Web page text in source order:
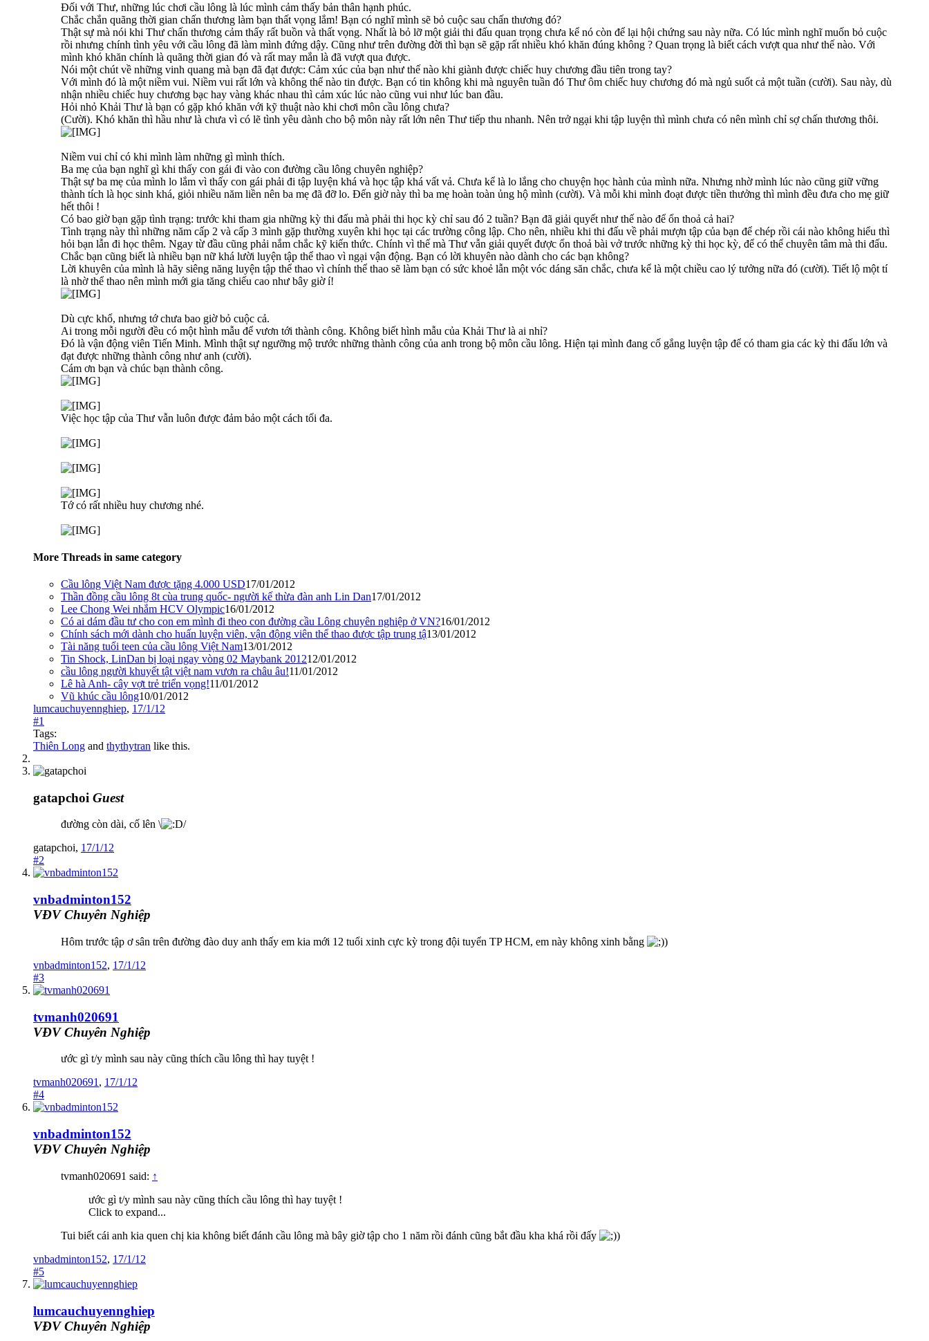
Đối với Thư, những lúc chơi cầu lông là lúc mình cảm thấy bản thân hạnh phúc.
Chắc chắn quãng thời gian chấn thương làm bạn thất vọng lắm! Bạn có nghĩ mình sẽ bỏ cuộc sau chấn thương đó?
Thật sự mà nói khi Thư chấn thương cảm thấy rất buồn và thất vọng. Nhất là bỏ lỡ một giải thi đấu quan trọng chưa kể nó còn để lại hội chứng sau này nữa. Có lúc mình nghĩ muốn bỏ cuộc
rồi nhưng chính tình yêu với cầu lông đã làm mình đứng dậy. Cũng như trên đường đời thì bạn sẽ gặp rất nhiều khó khăn đúng không ? Quan trọng là biết cách vượt qua như thế nào. Với
mình khó khăn chính là quãng thời gian đó và rất may mắn là đã vượt qua được.
Nói một chút về những vinh quang mà bạn đã đạt được: Cảm xúc của bạn như thế nào khi giành được chiếc huy chương đầu tiên trong tay?
Với mình đó là một niềm vui. Niềm vui rất lớn và không thể nào tin được. Bạn có tin không khi mà nguyên tuần đó Thư ôm chiếc huy chương đó mà ngủ suốt cả một tuần (cười). Sau này, dù
nhận nhiều chiếc huy chương bạc hay vàng khác nhau thì cảm xúc lúc nào cũng vui như lúc ban đầu.
Hỏi nhỏ Khải Thư là bạn có gặp khó khăn với kỹ thuật nào khi chơi môn cầu lông chưa?
(Cười). Khó khăn thì hầu như là chưa vì có lẽ tình yêu dành cho bộ môn này rất lớn nên Thư tiếp thu nhanh. Nên trở ngại khi tập luyện thì mình chưa có nên mình chỉ sợ chấn thương thôi.
Niềm vui chỉ có khi mình làm những gì mình thích.
Ba mẹ của bạn nghĩ gì khi thấy con gái đi vào con đường cầu lông chuyên nghiệp?
Thật sự ba mẹ của mình lo lắm vì thấy con gái phải đi tập luyện khá và học tập khá vất vả. Chưa kể là lo lắng cho chuyện học hành của mình nữa. Nhưng nhờ mình lúc nào cũng giữ vững
thành tích là học sinh khá, giỏi nhiều năm liền nên ba mẹ đã đỡ lo. Đến giờ này thì ba mẹ hoàn toàn ủng hộ mình (cười). Và mỗi khi mình đoạt được tiền thưởng thì mình đều đưa cho mẹ giữ
hết thôi !
Có bao giờ bạn gặp tình trạng: trước khi tham gia những kỳ thi đấu mà phải thi học kỳ chỉ sau đó 2 tuần? Bạn đã giải quyết như thế nào để ổn thoả cả hai?
Tình trạng này thì những năm cấp 2 và cấp 3 mình gặp thường xuyên khi học tại các trường công lập. Cho nên, nhiều khi thi đấu về phải mượn tập của bạn để chép rồi cái nào không hiểu thì
hỏi bạn lẫn đi học thêm. Ngay từ đầu cũng phải nắm chắc kỹ kiến thức. Chính vì thế mà Thư vẫn giải quyết được ổn thoả bài vở trước những kỳ thi học kỳ, để có thể chuyên tâm mà thi đấu.
Chắc bạn cũng biết là nhiều bạn nữ khá lười luyện tập thể thao vì ngại vận động. Bạn có lời khuyên nào dành cho các bạn không?
Lời khuyên của mình là hãy siêng năng luyện tập thể thao vì chính thể thao sẽ làm bạn có sức khoẻ lẫn một vóc dáng săn chắc, chưa kể là một chiều cao lý tưởng nữa đó (cười). Tiết lộ một tí
là nhờ thể thao nên mình mới gia tăng chiếu cao như bây giờ í!
Dù cực khổ, nhưng tớ chưa bao giờ bỏ cuộc cả.
Ai trong mỗi người đều có một hình mẫu để vươn tới thành công. Không biết hình mẫu của Khải Thư là ai nhỉ?
Đó là vận động viên Tiến Minh. Mình thật sự ngưỡng mộ trước những thành công của anh trong bộ môn cầu lông. Hiện tại mình đang cố gắng luyện tập để có tham gia các kỳ thi đấu lớn và
đạt được những thành công như anh (cười).
Cám ơn bạn và chúc bạn thành công.
Việc học tập của Thư vẫn luôn được đảm bảo một cách tối đa.
Tớ có rất nhiều huy chương nhé.
More Threads in same category
Cầu lông Việt Nam được tặng 4.000 USD17/01/2012
Thần đồng cầu lông 8t cùa trung quốc- người kế thừa đàn anh Lin Dan17/01/2012
Lee Chong Wei nhắm HCV Olympic16/01/2012
Có ai dám đầu tư cho con em mình đi theo con đường cầu Lông chuyên nghiệp ở VN?16/01/2012
Chính sách mới dành cho huấn luyện viên, vận động viên thể thao được tập trung tậ13/01/2012
Tài năng tuổi teen của cầu lông Việt Nam13/01/2012
Tin Shock, LinDan bị loại ngay vòng 02 Maybank 201212/01/2012
cầu lông người khuyết tật việt nam vươn ra châu âu!11/01/2012
Lê hà Anh- cây vợt trẻ triển vọng!11/01/2012
Vũ khúc cầu lông10/01/2012
lumcauchuyennghiep, 17/1/12
#1
Tags:
Thiên Long and thythytran like this.
gatapchoi Guest
đường còn dài, cố lên \
/
gatapchoi, 17/1/12
#2
vnbadminton152
VĐV Chuyên Nghiệp
Hôm trước tập ơ sân trên đường đào duy anh thấy em kia mới 12 tuổi xinh cực kỳ trong đội tuyển TP HCM, em này không xinh bằng
)
vnbadminton152, 17/1/12
#3
tvmanh020691
VĐV Chuyên Nghiệp
ước gì t/y mình sau này cũng thích cầu lông thì hay tuyệt !
tvmanh020691 , 17/1/12
#4
vnbadminton152
VĐV Chuyên Nghiệp
tvmanh020691 said: ↑
ước gì t/y mình sau này cũng thích cầu lông thì hay tuyệt !
Click to expand...
Tui biết cái anh kia quen chị kia không biết đánh cầu lông mà bây giờ tập cho 1 năm rồi đánh cũng bắt đầu kha khá rồi đấy
)
vnbadminton152, 17/1/12
#5
lumcauchuyennghiep
VĐV Chuyên Nghiệp